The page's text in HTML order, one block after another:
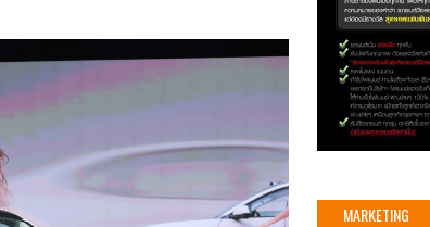
MARKETING